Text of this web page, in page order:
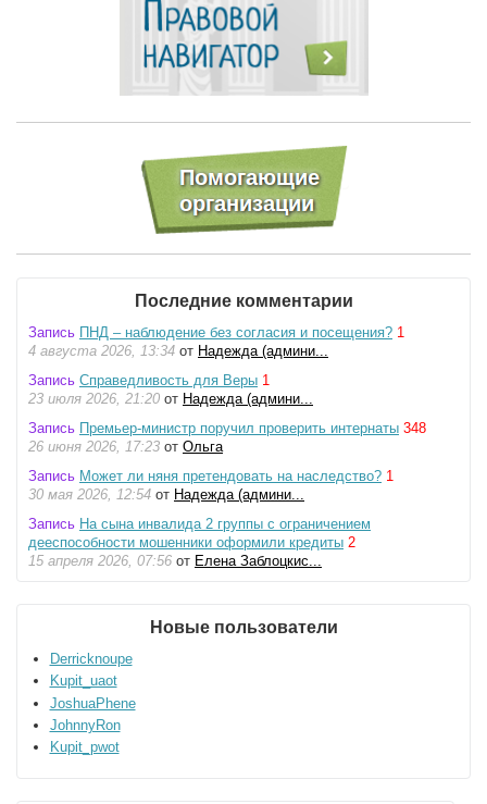
Последние комментарии
Запись ПНД – наблюдение без согласия и посещения? 1
4 августа 2026, 13:34 от Надежда (админи...
Запись Справедливость для Веры 1
23 июля 2026, 21:20 от Надежда (админи...
Запись Премьер-министр поручил проверить интернаты 348
26 июня 2026, 17:23 от Ольга
Запись Может ли няня претендовать на наследство? 1
30 мая 2026, 12:54 от Надежда (админи...
Запись На сына инвалида 2 группы с ограничением
дееспособности мошенники оформили кредиты 2
15 апреля 2026, 07:56 от Елена Заблоцкис...
Новые пользователи
Derricknoupe
Kupit_uaot
JoshuaPhene
JohnnyRon
Kupit_pwot